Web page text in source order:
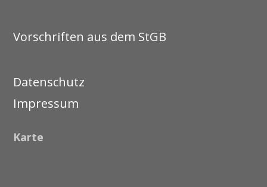
Vorschriften aus dem StGB
Datenschutz
Impressum
Karte